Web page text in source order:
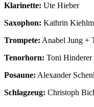
Klarinette: Ute Hieber
Saxophon: Kathrin
Trompete: Anabel Jung +
Tenorhorn: Toni Hinderer
Posaune: Alexander
Schlagzeug: Christoph